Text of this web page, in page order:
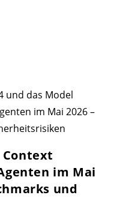
Context
im Mai
und